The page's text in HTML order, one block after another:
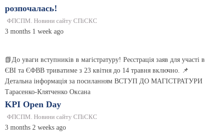
розпочалась!
ФПСПМ. Новини сайту СПіСКС
3 months 1 week ago
📗До уваги вступників в магістратуру! Реєстрація заяв для участі в
ЄВІ та ЄФВВ триватиме з 23 квітня до 14 травня включно. 📌
Детальна інформація за посиланням ВСТУП ДО МАГІСТРАТУРИ
Тарасенко-Клятченко Оксана
KPI Open Day
ФПСПМ. Новини сайту СПіСКС
3 months 2 weeks ago